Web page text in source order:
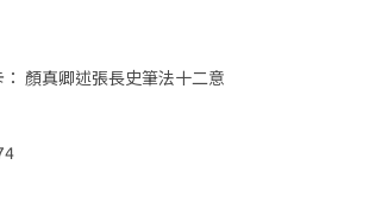
顏真卿述張長史筆法十二意